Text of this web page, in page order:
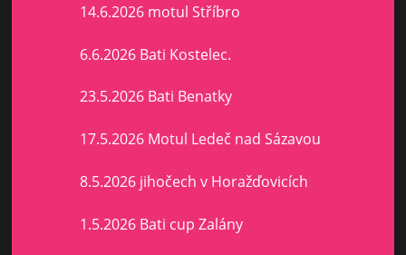
14.6.2026 motul Stříbro
6.6.2026 Bati Kostelec.
23.5.2026 Bati Benatky
17.5.2026 Motul Ledeč nad Sázavou
8.5.2026 jihočech v Horažďovicích
1.5.2026 Bati cup Zalány